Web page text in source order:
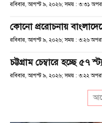
রবিবার, আগস্ট ৯, ২০২৬; সময় : ৩:৩১
কোনো প্ররোচনায়
রবিবার, আগস্ট ৯, ২০২৬; সময় : ৩:২৬
চট্টগ্রাম চেম্বারে হচ্ছে ৫৭
রবিবার, আগস্ট ৯, ২০২৬; সময় : ৩:২২